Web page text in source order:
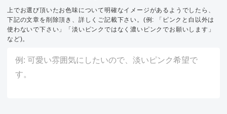
上でお選び頂いたお色味について明確なイメージがあるようでしたら、
下記の文章を削除頂き、詳しくご記載下さい。(例: 「ピンクと白以外は
使わないで下さい」「淡いピンクではなく濃いピンクでお願いします」
など)。